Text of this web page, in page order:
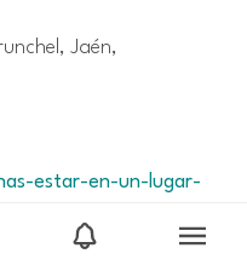
Jaén,
estar-en-un-lugar-